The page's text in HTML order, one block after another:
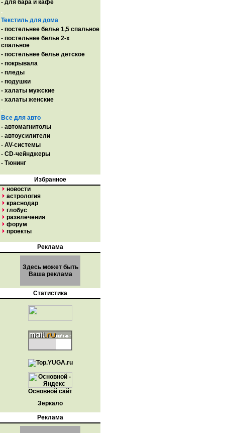
- для бара и кафе
.
Текстиль для дома
- постельнее белье 1,5 спальное
- постельнее белье 2-х
спальное
- постельнее белье детское
- покрывала
- пледы
- подушки
- халаты мужские
- халаты женские
.
Все для авто
- автомагнитолы
- автоусилители
- AV-системы
- CD-чейнджеры
- Тюнинг
Избранное
новости
астрология
краснодар
глобус
развлечения
форум
проекты
Реклама
Здесь может быть
Ваша реклама
Статистика
Основной сайт
Зеркало
Реклама